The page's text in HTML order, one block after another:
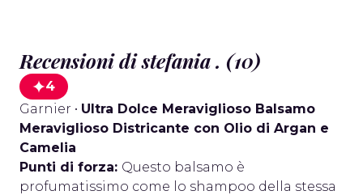
Recensioni di stefania . (10)
4
Garnier • Ultra Dolce Meraviglioso Balsamo
Meraviglioso Districante con Olio di Argan e
Camelia
Punti di forza: Questo balsamo è
profumatissimo come lo shampoo della stessa